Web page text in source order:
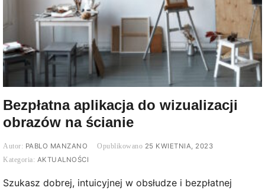
Bezpłatna aplikacja do wizualizacji
obrazów na ścianie
PABLO MANZANO
25 KWIETNIA, 2023
AKTUALNOŚCI
Szukasz dobrej, intuicyjnej w obsłudze i bezpłatnej